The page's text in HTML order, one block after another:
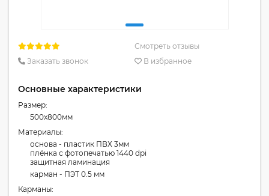
Смотреть отзывы
Заказать звонок
В избранное
Основные характеристики
Размер:
500x800мм
Материалы:
основа - пластик ПВХ 3мм
плёнка с фотопечатью 1440 dpi
защитная ламинация
карман - ПЭТ 0.5 мм
Карманы: